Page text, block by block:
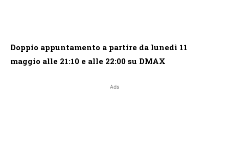
Doppio appuntamento a partire da lunedì 11
maggio alle 21:10 e alle 22:00 su DMAX
Ads